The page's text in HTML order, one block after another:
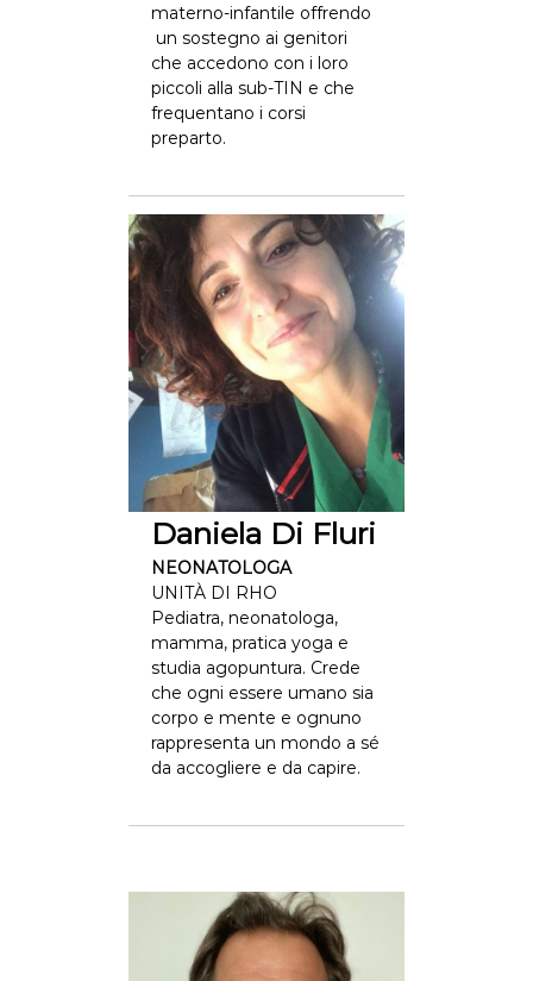
materno-infantile offrendo
un sostegno ai genitori
che accedono con i loro
piccoli alla sub-TIN e che
frequentano i corsi
preparto.
Daniela Di Fluri
NEONATOLOGA
UNITÀ DI RHO
Pediatra, neonatologa,
mamma, pratica yoga e
studia agopuntura. Crede
che ogni essere umano sia
corpo e mente e ognuno
rappresenta un mondo a sé
da accogliere e da capire.